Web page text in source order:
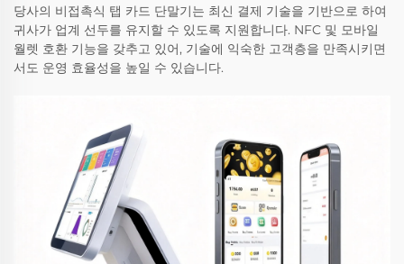
당사의 비접촉식 탭 카드 단말기는 최신 결제 기술을 기반으로 하여
귀사가 업계 선두를 유지할 수 있도록 지원합니다. NFC 및 모바일
월렛 호환 기능을 갖추고 있어, 기술에 익숙한 고객층을 만족시키면
서도 운영 효율성을 높일 수 있습니다.